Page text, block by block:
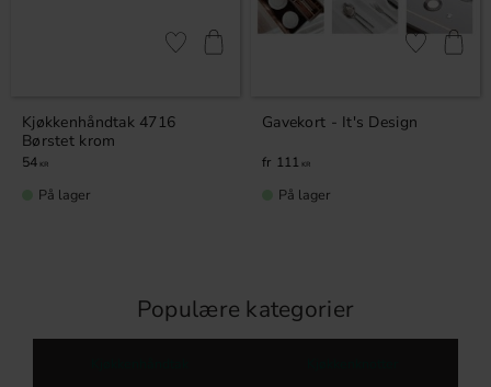
Kjøkkenhåndtak 4716
Børstet krom
54 KR
Lagre som favoritt
På lager
Gavekort - It's Design
111 KR
Lagre som
På lager
Populære kategorier